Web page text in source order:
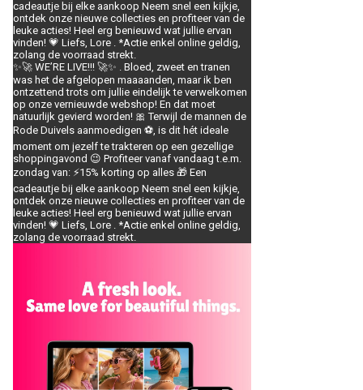
cadeautje bij elke aankoop Neem snel een kijkje,
ontdek onze nieuwe collecties en profiteer van de
leuke acties! Heel erg benieuwd wat jullie ervan
vinden! 💗 Liefs, Lore . *Actie enkel online geldig,
zolang de voorraad strekt.
✨🚀 WE’RE LIVE!!! 🚀✨ . Bloed, zweet en tranen
was het de afgelopen maaaanden, maar ik ben
ontzettend trots om jullie eindelijk te verwelkomen
op onze vernieuwde webshop! En dat moet
natuurlijk gevierd worden! 🎀 Terwijl de mannen de
Rode Duivels aanmoedigen ⚽, is dit hét ideale
moment om jezelf te trakteren op een gezellige
shoppingavond 😉 Profiteer vanaf vandaag t.e.m.
zondag van: ⚡️15% korting op alles 🎁 Een
cadeautje bij elke aankoop Neem snel een kijkje,
ontdek onze nieuwe collecties en profiteer van de
leuke acties! Heel erg benieuwd wat jullie ervan
vinden! 💗 Liefs, Lore . *Actie enkel online geldig,
zolang de voorraad strekt.